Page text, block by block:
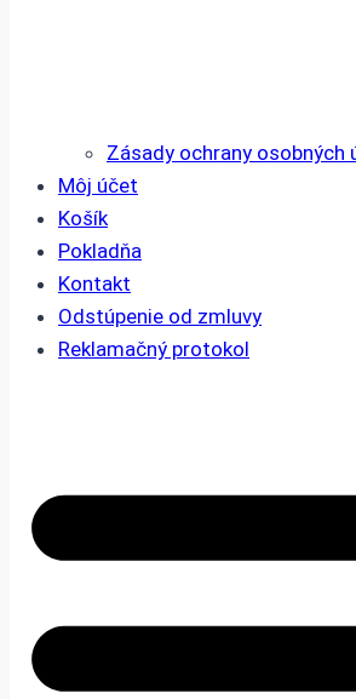
Zásady ochrany osobných
Môj účet
Košík
Pokladňa
Kontakt
Odstúpenie od zmluvy
Reklamačný protokol